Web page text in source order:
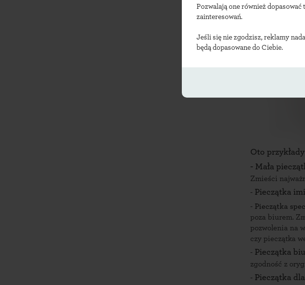
Pozwalają one również
zainteresowań.
Jeśli się nie zgodzisz, reklamy
będą dopasowane do Ciebie.
Oto
- Mała
Zmieści
- Pieczątka
- Pieczątka
poza biurem.
pozwolenia na
czy pieczątka
- Pieczątka
zgodność z
- Pieczątka